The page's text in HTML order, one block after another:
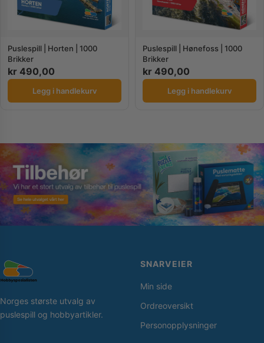
Puslespill | Horten | 1000
Brikker
kr 490,00
Legg i handlekurv
Puslespill | Hønefoss | 1000
Brikker
kr 490,00
Legg i handlekurv
Norges største utvalg av
puslespill og hobbyartikler.
SNARVEIER
Min side
Ordreoversikt
Personopplysninger